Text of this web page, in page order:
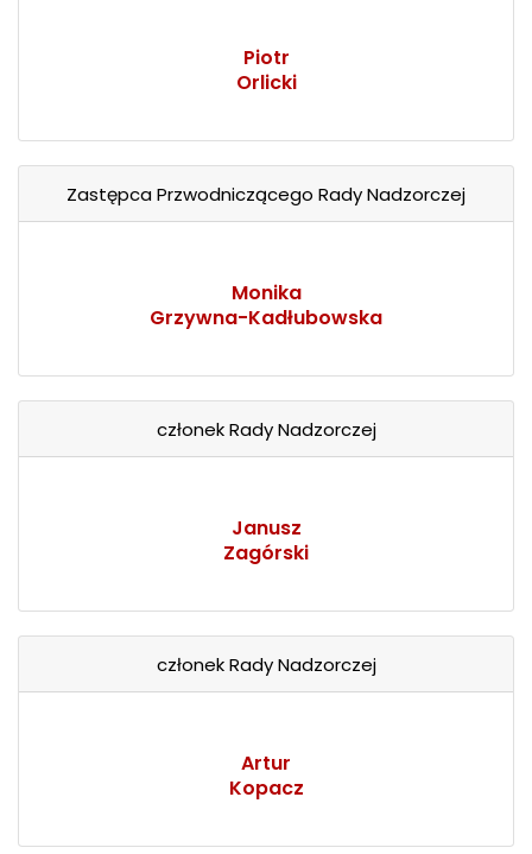
Piotr
Orlicki
Zastępca Przwodniczącego Rady Nadzorczej
Monika
Grzywna-Kadłubowska
członek Rady Nadzorczej
Janusz
Zagórski
członek Rady Nadzorczej
Artur
Kopacz